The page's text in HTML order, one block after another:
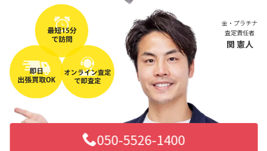
金・プラチナ
査定責任者
関 憲人
050-5526-1400